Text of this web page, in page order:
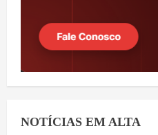
NOTÍCIAS EM ALTA